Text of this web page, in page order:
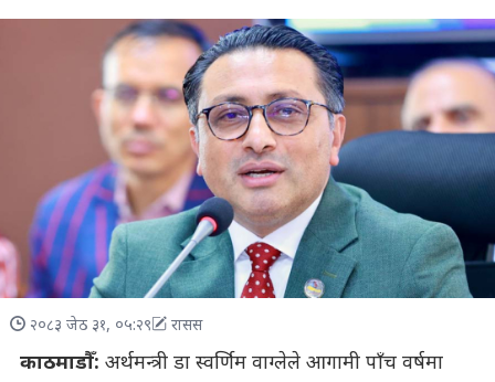
२०८३ जेठ ३१, ०५:२९ रासस
काठमाडौँ: अर्थमन्त्री डा स्वर्णिम वाग्लेले आगामी पाँच वर्षमा